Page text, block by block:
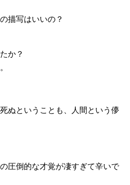
描写はいいの？
か？
ぬということも、人間という儚
圧倒的な才覚が凄すぎて辛いで